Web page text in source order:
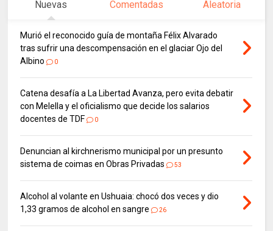
Nuevas Comentadas Aleatoria
Murió el reconocido guía de montaña Félix Alvarado
tras sufrir una descompensación en el glaciar Ojo del
Albino
0
Catena desafía a La Libertad Avanza, pero evita debatir
con Melella y el oficialismo que decide los salarios
docentes de TDF
0
Denuncian al kirchnerismo municipal por un presunto
sistema de coimas en Obras Privadas
53
Alcohol al volante en Ushuaia: chocó dos veces y dio
1,33 gramos de alcohol en sangre
26